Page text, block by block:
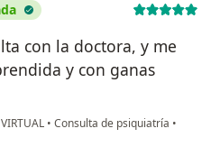
con la doctora, y me
y con ganas
• Consulta de psiquiatría •